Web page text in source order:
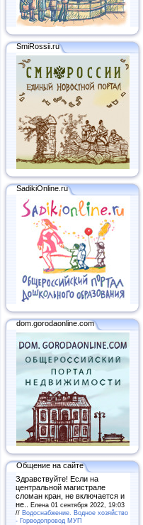
SmiRossii.ru
SadikiOnline.ru
dom.gorodaonline.com
Общение на сайте
Здравствуйте! Если на
центральной магистрале
сломан кран, не включается и
не.. Елена 01 сентября 2022, 19:03
// Водоснабжение. Водное хозяйство
- Горводопровод МУП